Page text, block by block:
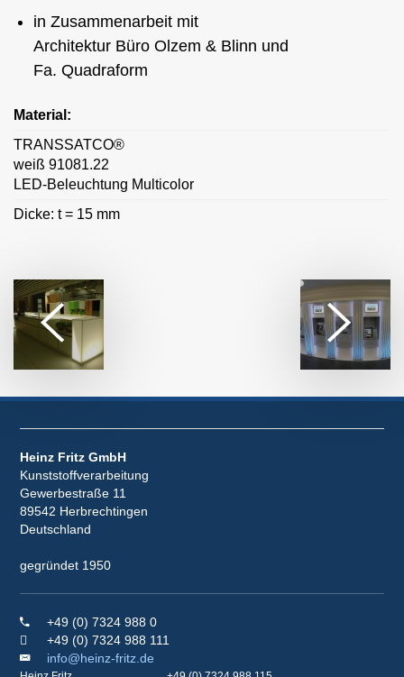
in Zusammenarbeit mit
Architektur Büro Olzem & Blinn und
Fa. Quadraform
Material:
TRANSSATCO®
weiß 91081.22
LED-Beleuchtung Multicolor
Dicke: t = 15 mm
Heinz Fritz GmbH
Kunststoffverarbeitung
Gewerbestraße 11
89542 Herbrechtingen
Deutschland
gegründet 1950
+49 (0) 7324 988 0
+49 (0) 7324 988 111
info@heinz-fritz.de